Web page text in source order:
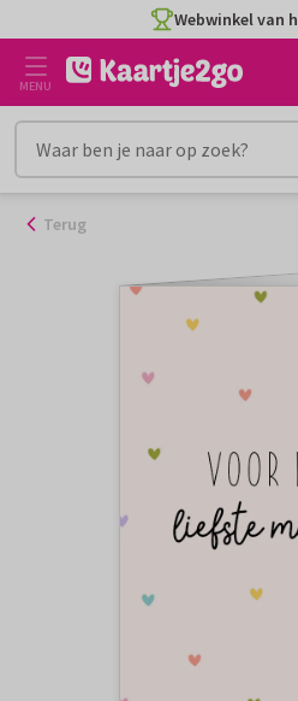
naar
inhoud
Webwinkel van
MENU
Terug